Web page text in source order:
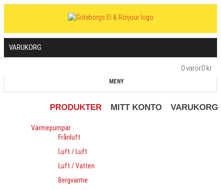
VARUKORG
0 varor0 kr
MENY
PRODUKTER MITT KONTO VARUKORG
Värmepumpar
Frånluft
Luft / Luft
Luft / Vatten
Bergvärme